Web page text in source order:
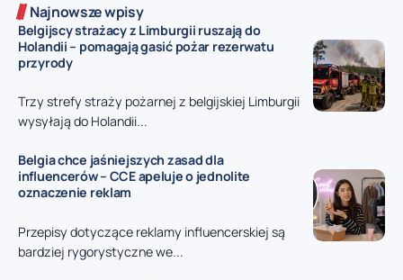
Najnowsze wpisy
Belgijscy strażacy z Limburgii ruszają do
Holandii – pomagają gasić pożar rezerwatu
przyrody
Trzy strefy straży pożarnej z belgijskiej Limburgii
wysyłają do Holandii...
Belgia chce jaśniejszych zasad dla
influencerów – CCE apeluje o jednolite
oznaczenie reklam
Przepisy dotyczące reklamy influencerskiej są
bardziej rygorystyczne we...